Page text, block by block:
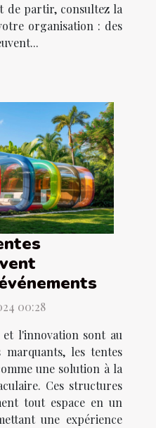
de partir, consultez la
organisation : des
00:28
l'innovation sont au
les tentes
une solution à la
Ces structures
tout espace en un
une expérience